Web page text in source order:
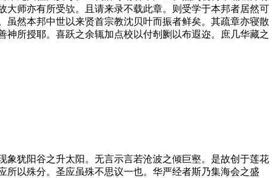
师亦有所受欤。且请来录不载此章。则受学于本邦者居然可
然本邦中世以来贤首宗教沈贝叶而振者鲜矣。其疏章亦寝散
所授耶。喜跃之余辄加点校以付剞劂以布遐迩。庶几华藏之
犹阳谷之升太阳。无言示言若沧波之倾巨壑。是故创于莲花
以殊分。圣应虽殊不思议一也。华严经者斯乃集海会之盛